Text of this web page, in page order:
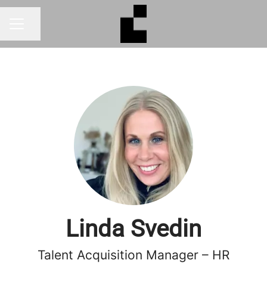
Linda Svedin
Talent Acquisition Manager – HR